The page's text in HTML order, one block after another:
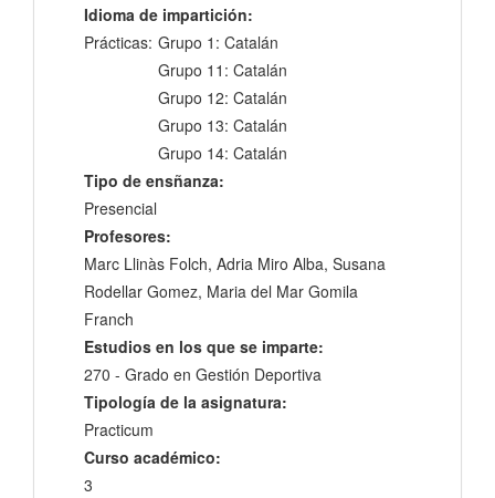
Idioma de impartición:
Prácticas: Grupo 1: Catalán
Grupo 11: Catalán
Grupo 12: Catalán
Grupo 13: Catalán
Grupo 14: Catalán
Tipo de ensñanza:
Presencial
Profesores:
Marc Llinàs Folch, Adria Miro Alba, Susana
Rodellar Gomez, Maria del Mar Gomila
Franch
Estudios en los que se imparte:
270 - Grado en Gestión Deportiva
Tipología de la asignatura:
Practicum
Curso académico:
3